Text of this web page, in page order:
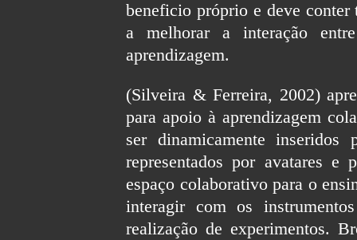
beneficio próprio e deve conter
a melhorar a interação
aprendizagem.
(Silveira & Ferreira, 2002)
para apoio à aprendizagem
ser dinamicamente
representados por avatares
espaço colaborativo para o
interagir com os
realização de experimentos.